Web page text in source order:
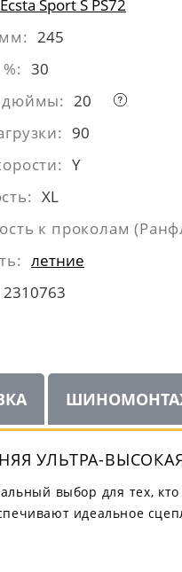
Ecsta Sport S PS72
245
30
дюймы: 20
90
Y
XL
к проколам
летние
2310763
УЛЬТРА-
выбор для тех,
идеальное